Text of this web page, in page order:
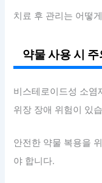
치료 후 관리는 어떻
약물 사용 시
비스테로이드성 소염
위장 장애 위험이 있
안전한 약물 복용을
야 합니다.